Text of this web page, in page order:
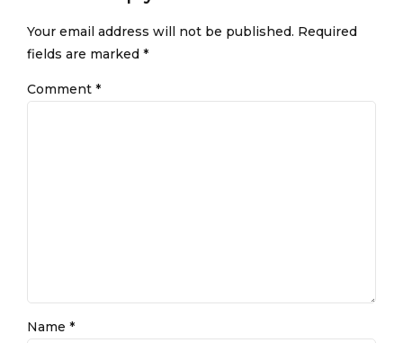
Your email address will not be published. Required
fields are marked *
Comment *
Name *